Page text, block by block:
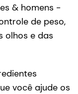
& homens -
de peso,
olhos e das
você ajude os